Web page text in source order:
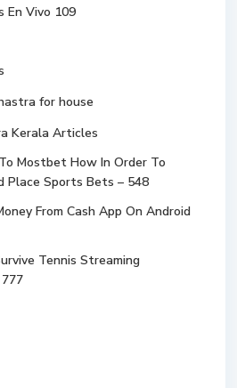
En Vivo 109
for house
Kerala Articles
Mostbet How In Order To
Place Sports Bets – 548
From Cash App On Android
Tennis Streaming